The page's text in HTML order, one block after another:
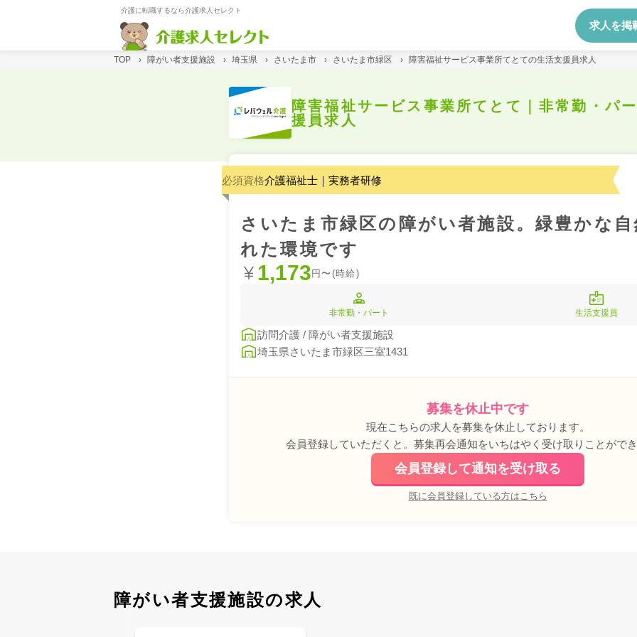
介護に転職するなら介護求人セレクト
求人を掲
TOP › 障がい者支援施設 › 埼玉県 › さいたま市 › さいたま市緑区 › 障害福祉サービス事業所てとての生活支援員求人
障害福祉サービス事業所てとて｜非常勤・パ
援員求人
必須資格介護福祉士｜実務者研修
さいたま市緑区の障がい者施設。緑豊かな
れた環境です
1,173 円〜(時給)
非常勤・パート 生活支援員
訪問介護 / 障がい者支援施設
埼玉県さいたま市緑区三室1431
募集を休止中です
現在こちらの求人を募集を休止しております。
会員登録していただくと。募集再会通知をいちはやく受け取りことがで
会員登録して通知を受け取る
既に会員登録している方はこちら
障がい者支援施設の求人